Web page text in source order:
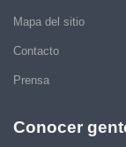
Mapa del sitio
Contacto
Prensa
Conocer